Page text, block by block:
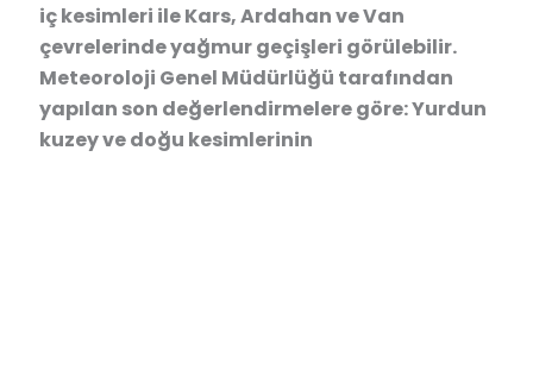
iç kesimleri ile Kars, Ardahan ve Van
çevrelerinde yağmur geçişleri görülebilir.
Meteoroloji Genel Müdürlüğü tarafından
yapılan son değerlendirmelere göre: Yurdun
kuzey ve doğu kesimlerinin